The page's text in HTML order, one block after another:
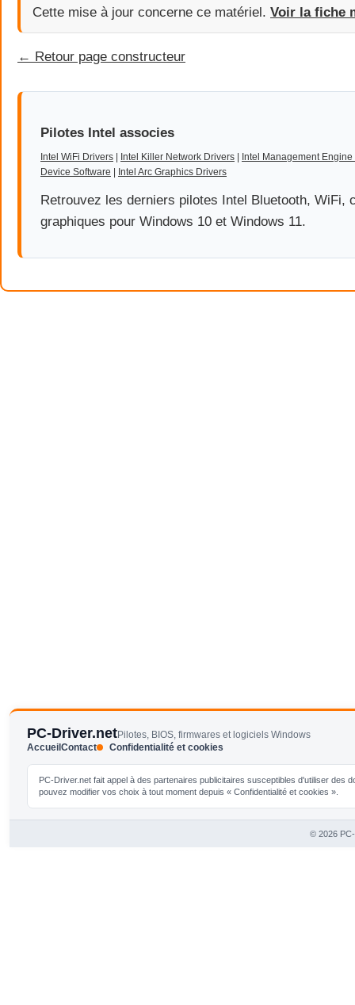
Cette mise à jour concerne ce matériel. Voir la fiche
← Retour page constructeur
Pilotes Intel associes
Intel WiFi Drivers Intel Killer Network Drivers
Intel Management Engine
Device Software
Intel Arc Graphics Drivers
Retrouvez les derniers pilotes Intel Bluetooth, WiFi,
graphiques pour Windows 10 et Windows 11.
PC-Driver.netPilotes, BIOS, firmwares et logiciels Windows
AccueilContact Confidentialité et cookies
PC-Driver.net fait appel à des partenaires publicitaires susceptibles d'utiliser
pouvez modifier vos choix à tout moment depuis « Confidentialité et cookies ».
© 2026